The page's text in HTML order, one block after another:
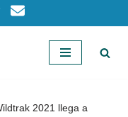
2021 llega a